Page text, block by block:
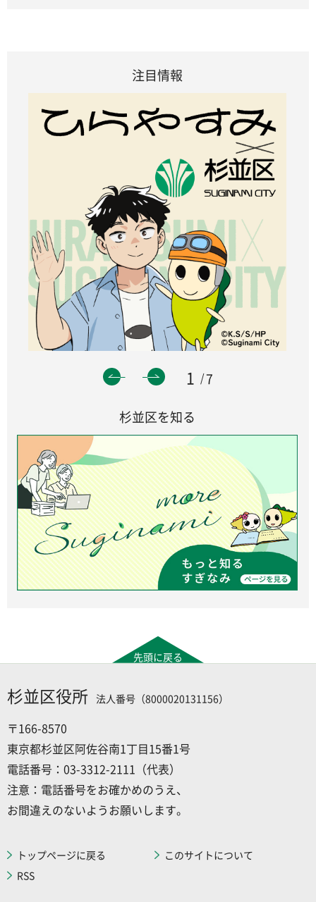
注目情報
1
7
杉並区を知る
先頭に戻る
杉並区役所 法人番号（8000020131156）
〒166-8570
東京都杉並区阿佐谷南1丁目15番1号
電話番号：03-3312-2111（代表）
注意：電話番号をお確かめのうえ、
お間違えのないようお願いします。
トップページに戻る
このサイトについて
RSS